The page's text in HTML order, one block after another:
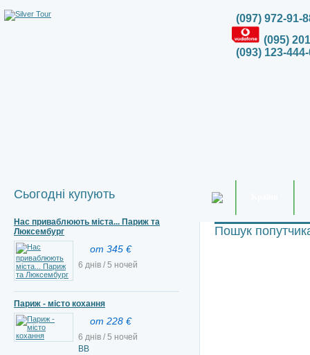
(097) 972-91-
(095)
(093) 123-
Пошук
Сьогодні купують
Нас приваблюють міста... Париж та
Люксембург
от 345 €
6 днів / 5 ночей
Париж - місто кохання
от 228 €
6 днів / 5 ночей
ВВ